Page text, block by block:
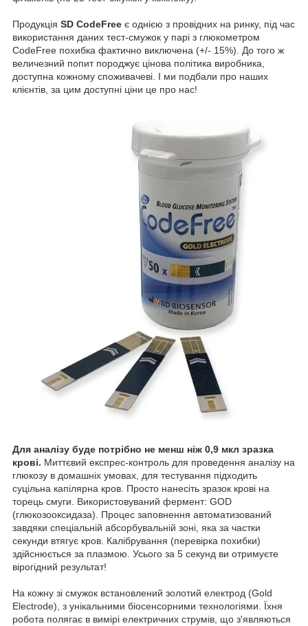
Продукція SD CodeFree є однією з провідних на ринку, під час
використання даних тест-смужок у парі з глюкометром
CodeFree похибка фактично виключена (+/- 15%). До того ж
величезний попит породжує цінова політика виробника,
доступна кожному споживачеві. І ми подбали про наших
клієнтів, за цим доступні ціни це про нас!
Для аналізу буде потрібно не менш ніж 0,9 мкл зразка
крові. Миттєвий експрес-контроль для проведення аналізу на
глюкозу в домашніх умовах, для тестування підходить
суцільна капілярна кров. Просто нанесіть зразок крові на
торець смуги. Використовуваний фермент: GOD
(глюкозооксидаза). Процес заповнення автоматизований
завдяки спеціальній абсорбувальній зоні, яка за частки
секунди втягує кров. Калібрування (перевірка похибки)
здійснюється за плазмою. Усього за 5 секунд ви отримуєте
вірогідний результат!
На кожну зі смужок встановлений золотий електрод (Gold
Electrode), з унікальними біосенсорними технологіями. Їхня
робота полягає в вимірі електричних струмів, що з'являються